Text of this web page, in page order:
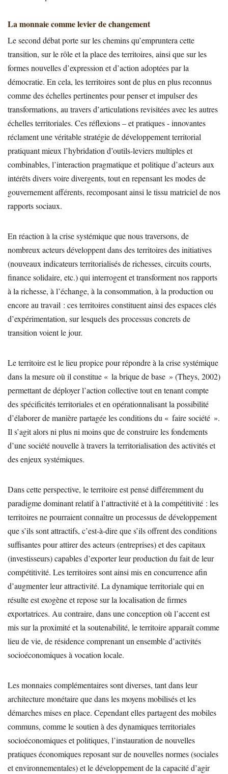
La monnaie comme levier de changement
Le second débat porte sur les chemins qu’empruntera cette
transition, sur le rôle et la place des territoires, ainsi que sur les
formes nouvelles d’expression et d’action adoptées par la
démocratie. En cela, les territoires sont de plus en plus reconnus
comme des échelles pertinentes pour penser et impulser des
transformations, au travers d’articulations revisitées avec les autres
échelles territoriales. Ces réflexions – et pratiques - innovantes
réclament une véritable stratégie de développement territorial
pratiquant mieux l’hybridation d’outils-leviers multiples et
combinables, l’interaction pragmatique et politique d’acteurs aux
intérêts divers voire divergents, tout en repensant les modes de
gouvernement afférents, recomposant ainsi le tissu matriciel de nos
rapports sociaux.
En réaction à la crise systémique que nous traversons, de
nombreux acteurs développent dans des territoires des initiatives
(nouveaux indicateurs territorialisés de richesses, circuits courts,
finance solidaire, etc.) qui interrogent et transforment nos rapports
à la richesse, à l’échange, à la consommation, à la production ou
encore au travail : ces territoires constituent ainsi des espaces clés
d’expérimentation, sur lesquels des processus concrets de
transition voient le jour.
Le territoire est le lieu propice pour répondre à la crise systémique
dans la mesure où il constitue « la brique de base » (Theys, 2002)
permettant de déployer l’action collective tout en tenant compte
des spécificités territoriales et en opérationnalisant la possibilité
d’élaborer de manière partagée les conditions du « faire société ».
Il s’agit alors ni plus ni moins que de construire les fondements
d’une société nouvelle à travers la territorialisation des activités et
des enjeux systémiques.
Dans cette perspective, le territoire est pensé différemment du
paradigme dominant relatif à l’attractivité et à la compétitivité : les
territoires ne pourraient connaître un processus de développement
que s’ils sont attractifs, c’est-à-dire que s’ils offrent des conditions
suffisantes pour attirer des acteurs (entreprises) et des capitaux
(investisseurs) capables d’exporter leur production du fait de leur
compétitivité. Les territoires sont ainsi mis en concurrence afin
d’augmenter leur attractivité. La dynamique territoriale qui en
résulte est exogène et repose sur la localisation de firmes
exportatrices. Au contraire, dans une conception où l’accent est
mis sur la proximité et la soutenabilité, le territoire apparaît comme
lieu de vie, de résidence comprenant un ensemble d’activités
socioéconomiques à vocation locale.
Les monnaies complémentaires sont diverses, tant dans leur
architecture monétaire que dans les moyens mobilisés et les
démarches mises en place. Cependant elles partagent des mobiles
communs, comme le soutien à des dynamiques territoriales
socioéconomiques et politiques, l’instauration de nouvelles
pratiques économiques reposant sur de nouvelles normes (sociales
et environnementales) et le développement de la capacité d’agir